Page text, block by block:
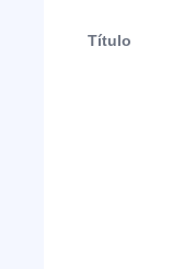
Título